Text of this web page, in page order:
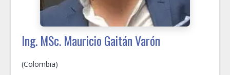
Ing. MSc. Mauricio Gaitán Varón
(Colombia)